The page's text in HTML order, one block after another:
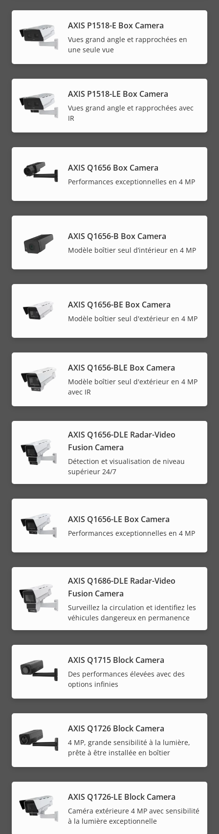
AXIS P1518-E Box Camera
Vues grand angle et rapprochées en
une seule vue
AXIS P1518-LE Box Camera
Vues grand angle et rapprochées avec
IR
AXIS Q1656 Box Camera
Performances exceptionnelles en 4 MP
AXIS Q1656-B Box Camera
Modèle boîtier seul d’intérieur en 4 MP
AXIS Q1656-BE Box Camera
Modèle boîtier seul d'extérieur en 4 MP
AXIS Q1656-BLE Box Camera
Modèle boîtier seul d'extérieur en 4 MP
avec IR
AXIS Q1656-DLE Radar-Video
Fusion Camera
Détection et visualisation de niveau
supérieur 24/7
AXIS Q1656-LE Box Camera
Performances exceptionnelles en 4 MP
AXIS Q1686-DLE Radar-Video
Fusion Camera
Surveillez la circulation et identifiez les
véhicules dangereux en permanence
AXIS Q1715 Block Camera
Des performances élevées avec des
options infinies
AXIS Q1726 Block Camera
4 MP, grande sensibilité à la lumière,
prête à être installée en boîtier
AXIS Q1726-LE Block Camera
Caméra extérieure 4 MP avec sensibilité
à la lumière exceptionnelle